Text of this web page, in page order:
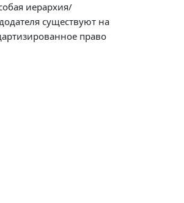
иерархия/
существуют на
право